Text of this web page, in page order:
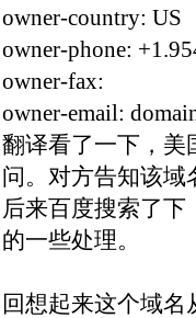
owner-country: US
owner-phone:
owner-fax:
owner-email:
翻译看了一下，美
问。对方告知该域
后来百度搜索了
的一些处理。
回想起来这个域